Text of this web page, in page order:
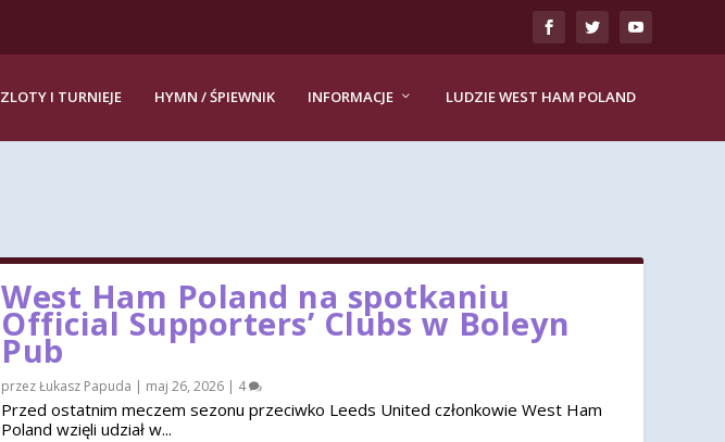
ZLOTY I TURNIEJE HYMN / ŚPIEWNIK INFORMACJE LUDZIE WEST HAM POLAND
West Ham Poland na spotkaniu
Official Supporters’ Clubs w Boleyn
Pub
przezŁukasz Papuda | maj 26, 2026 | 4
Przed ostatnim meczem sezonu przeciwko Leeds United członkowie West Ham
Poland wzięli udział w...